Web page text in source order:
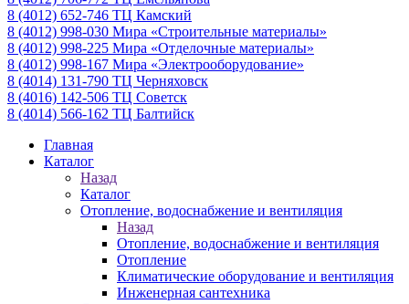
8 (4012) 652-746 ТЦ Камский
8 (4012) 998-030 Мира «Строительные материалы»
8 (4012) 998-225 Мира «Отделочные материалы»
8 (4012) 998-167 Мира «Электрооборудование»
8 (4014) 131-790 ТЦ Черняховск
8 (4016) 142-506 ТЦ Советск
8 (4014) 566-162 ТЦ Балтийск
Главная
Каталог
Назад
Каталог
Отопление, водоснабжение и вентиляция
Назад
Отопление, водоснабжение и вентиляция
Отопление
Климатические оборудование и вентиляция
Инженерная сантехника